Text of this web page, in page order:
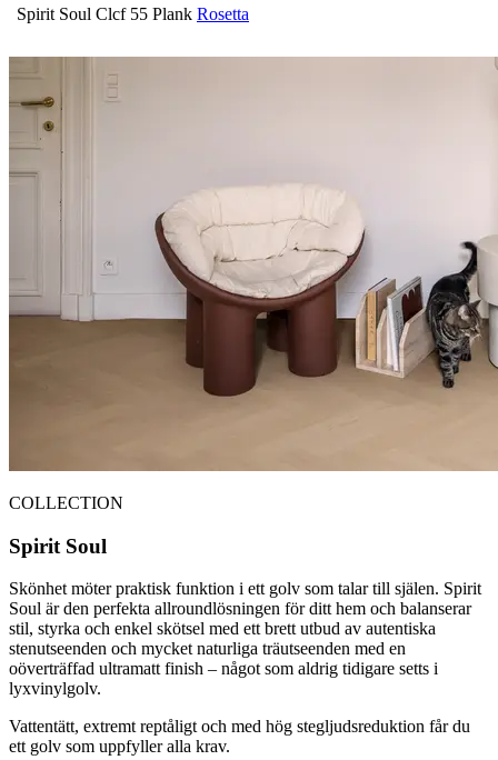
Spirit Soul Clcf 55 Plank Rosetta
COLLECTION
Spirit Soul
Skönhet möter praktisk funktion i ett golv som talar till själen. Spirit
Soul är den perfekta allroundlösningen för ditt hem och balanserar
stil, styrka och enkel skötsel med ett brett utbud av autentiska
stenutseenden och mycket naturliga träutseenden med en
oöverträffad ultramatt finish – något som aldrig tidigare setts i
lyxvinylgolv.
Vattentätt, extremt reptåligt och med hög stegljudsreduktion får du
ett golv som uppfyller alla krav.